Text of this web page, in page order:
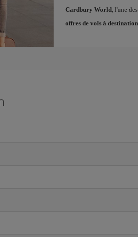
Cardbury World, l'une
offres de vols à